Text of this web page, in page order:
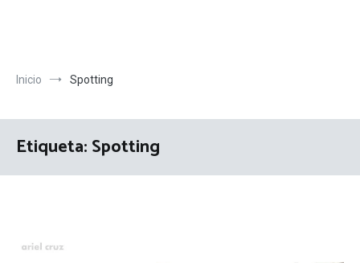
Inicio Spotting
Etiqueta:Spotting